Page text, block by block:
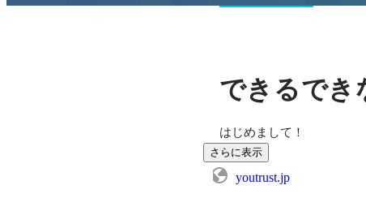
できるでき
はじめまして！
さらに表示
youtrust.jp